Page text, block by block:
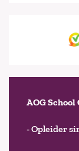
AOG
- Opleider